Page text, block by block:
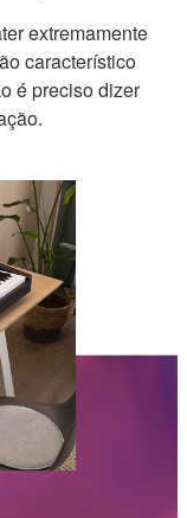
extremamente
característico
é preciso dizer